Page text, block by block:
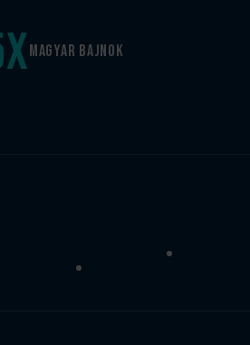
Magyar bajnok
x